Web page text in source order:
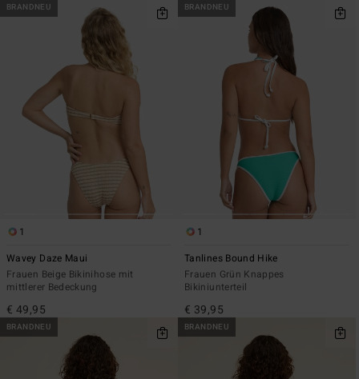
BRANDNEU
1
Wavey Daze Maui
Frauen Beige Bikinihose mit
mittlerer Bedeckung
€ 49,95
BRANDNEU
1
Tanlines Bound Hike
Frauen Grün Knappes
Bikiniunterteil
€ 39,95
BRANDNEU BRANDNEU